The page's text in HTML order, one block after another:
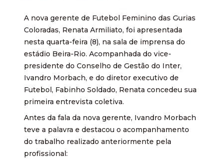
A nova gerente de Futebol Feminino das Gurias
Coloradas, Renata Armiliato, foi apresentada
nesta quarta-feira (8), na sala de imprensa do
estádio Beira-Rio. Acompanhada do vice-
presidente do Conselho de Gestão do Inter,
Ivandro Morbach, e do diretor executivo de
Futebol, Fabinho Soldado, Renata concedeu sua
primeira entrevista coletiva.
Antes da fala da nova gerente, Ivandro Morbach
teve a palavra e destacou o acompanhamento
do trabalho realizado anteriormente pela
profissional: